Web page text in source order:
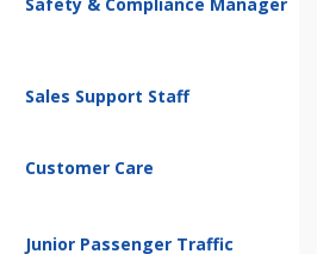
Safety & Compliance Manager
Sales Support Staff
Customer Care
Junior Passenger Traffic